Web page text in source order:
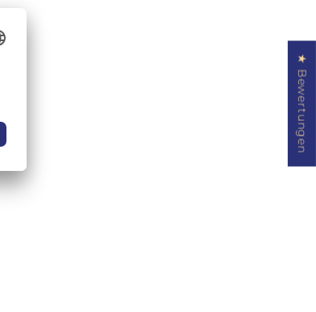
★ Bewertungen